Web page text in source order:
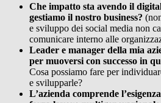
Che impatto sta avendo il
gestiamo il nostro business?
e sviluppo dei social media non
comunicare interno alle
Leader e manager della mia
per muoversi con successo in
Cosa possiamo fare per
e svilupparle?
L’azienda comprende